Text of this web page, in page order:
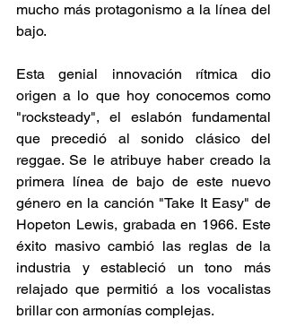
mucho más protagonismo a la línea del
bajo.
Esta genial innovación rítmica dio
origen a lo que hoy conocemos como
"rocksteady", el eslabón fundamental
que precedió al sonido clásico del
reggae. Se le atribuye haber creado la
primera línea de bajo de este nuevo
género en la canción "Take It Easy" de
Hopeton Lewis, grabada en 1966. Este
éxito masivo cambió las reglas de la
industria y estableció un tono más
relajado que permitió a los vocalistas
brillar con armonías complejas.